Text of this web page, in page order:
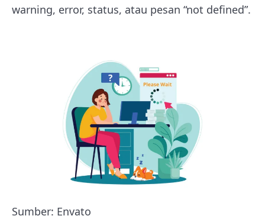
warning, error, status, atau pesan “not defined”.
Sumber: Envato